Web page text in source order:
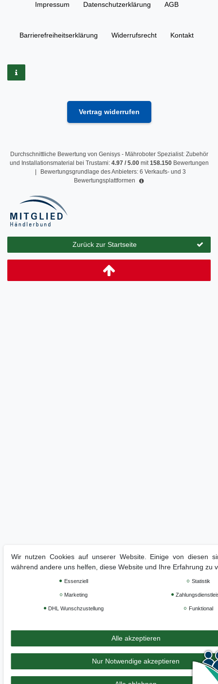
Impressum Daten­schutz­erklärung AGB
Barrierefreiheitserklärung Widerrufs­recht Kontakt
Vertrag widerrufen
Durchschnittliche Bewertung von Genisys - Mähroboter Spezialist: Zubehör
und Installationsmaterial bei Trustami: 4.97/ 5.00mit158.150 Bewertungen
Bewertungsgrundlage des Anbieters: 6 Verkaufs- und 3
Bewertungsplattformen
Zurück zur Startseite
Wir nutzen Cookies auf unserer Website. Einige von diesen
während andere uns helfen, diese Website und Ihre Erfahrung zu
Essenziell Statistik
Marketing
DHL Wunschzustellung Funktional
Alle akzeptieren
Nur Notwendige akzeptieren